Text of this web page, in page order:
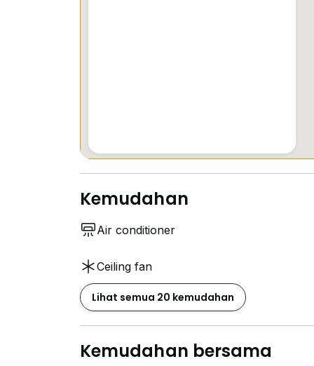
Kemudahan
Air conditioner
Ceiling fan
Lihat semua 20 kemudahan
Kemudahan bersama